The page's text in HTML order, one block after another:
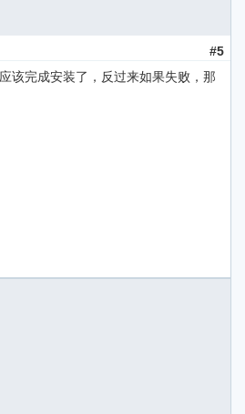
#5
该完成安装了，反过来如果失败，那